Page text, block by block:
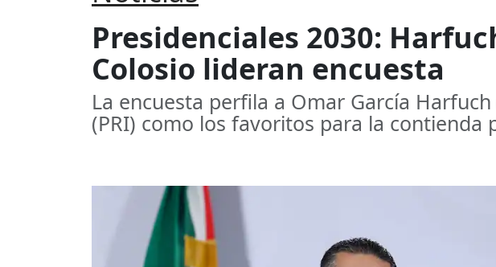
Presidenciales 2030:
Colosio lideran encuesta
La encuesta perfila a Omar García
(PRI) como los favoritos para la